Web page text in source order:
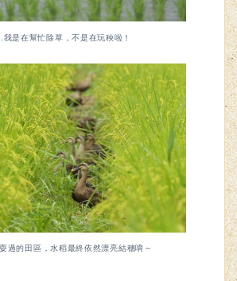
我是在幫忙除草，不是在玩秧啦！
過的田區，水稻最終依然漂亮結穗唷～